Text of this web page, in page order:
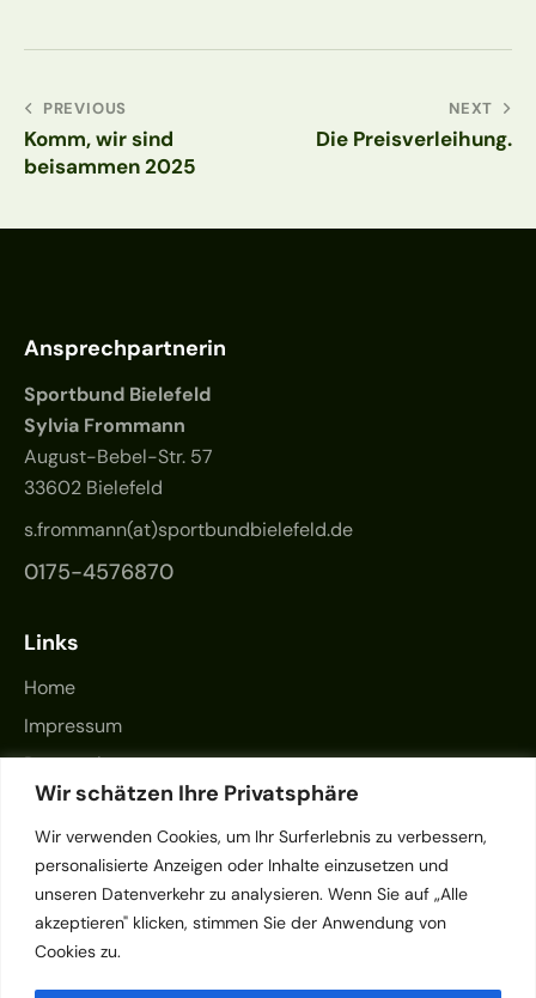
Wir schätzen Ihre Privatsphäre
Wir verwenden Cookies, um Ihr Surferlebnis zu verbessern,
personalisierte Anzeigen oder Inhalte einzusetzen und
unseren Datenverkehr zu analysieren. Wenn Sie auf „Alle
akzeptieren" klicken, stimmen Sie der Anwendung von
Cookies zu.
PREVIOUS
Komm, wir sind
beisammen 2025
NEXT
Die Preisverleihung.
Ansprechpartnerin
Sportbund Bielefeld
Sylvia Frommann
August-Bebel-Str. 57
33602 Bielefeld
s.frommann(at)sportbundbielefeld.de
0175-4576870
Links
Home
Impressum
Datenschutz
Kontakt